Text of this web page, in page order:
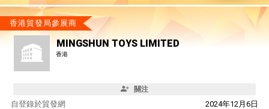
香港貿發局參展商
MINGSHUN TOYS LIMITED
香港
關注
自 2024年12月6日
登錄於貿發網